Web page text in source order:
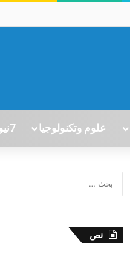
علوم وتكنولوجيا 7نيوز TV
نص